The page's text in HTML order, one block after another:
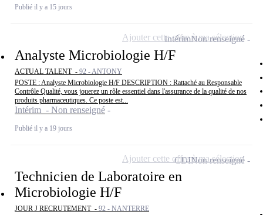
Publié il y a 15 jours
Analyste Microbiologie H/F
ACTUAL TALENT - 92 - ANTONY
POSTE : Analyste Microbiologie H/F DESCRIPTION : Rattaché au Responsable
Contrôle Qualité, vous jouerez un rôle essentiel dans l'assurance de la qualité de nos
produits pharmaceutiques. Ce poste est...
Intérim - Non renseigné
Publié il y a 19 jours
IntérimNon renseigné
Ajouter cette offre à ma sélection
Technicien de Laboratoire en
Microbiologie H/F
JOUR J RECRUTEMENT - 92 - NANTERRE
CDINon renseigné
Ajouter cette offre à ma sélection